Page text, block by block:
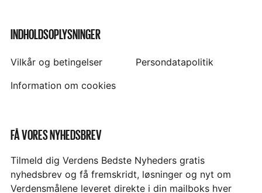
INDHOLDSOPLYSNINGER
Vilkår og betingelser
Persondatapolitik
Information om cookies
FÅ VORES NYHEDSBREV
Tilmeld dig Verdens Bedste Nyheders gratis
nyhedsbrev og få fremskridt, løsninger og nyt om
Verdensmålene leveret direkte i din mailboks hver